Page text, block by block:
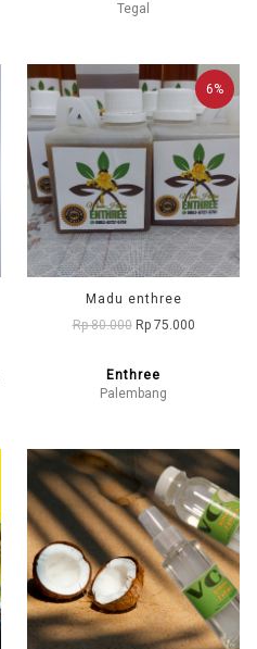
Tegal
6%
Madu enthree
Rp 80.000 Rp 75.000
Enthree
Palembang